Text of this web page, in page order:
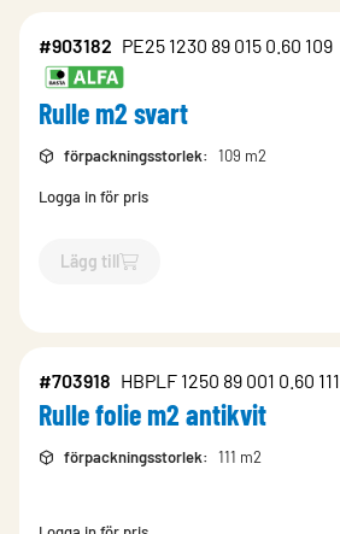
#903182 PE25 1230 89 015 0.60 109
Rulle m2 svart
förpackningsstorlek: 109 m2
Logga in för pris
Lägg till
`$Lägg till
#703918 HBPLF 1250 89 001 0.60 111
Rulle folie m2 antikvit
förpackningsstorlek: 111 m2